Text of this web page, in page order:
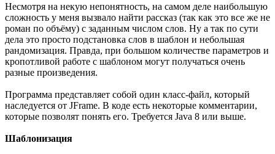
Несмотря на некую непонятность, на самом деле наибольшую
сложность у меня вызвало найти рассказ (так как это все же не
роман по объёму) с заданным числом слов. Ну а так по сути
дела это просто подстановка слов в шаблон и небольшая
рандомизация. Правда, при большом количестве параметров и
кропотливой работе с шаблоном могут получаться очень
разные произведения.
Программа представляет собой один класс-файл, который
наследуется от JFrame. В коде есть некоторые комментарии,
которые позволят понять его. Требуется Java 8 или выше.
Шаблонизация